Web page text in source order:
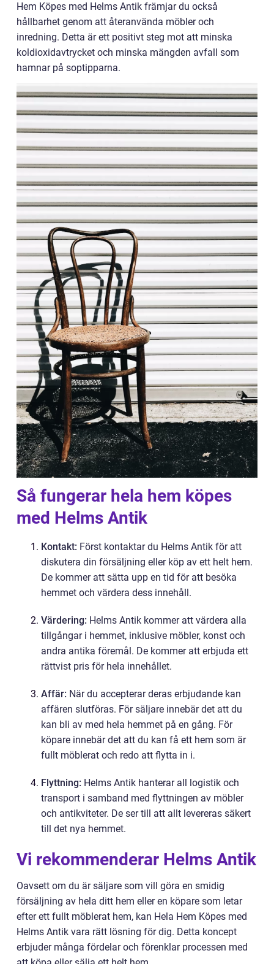
Hem Köpes med Helms Antik främjar du också
hållbarhet genom att återanvända möbler och
inredning. Detta är ett positivt steg mot att minska
koldioxidavtrycket och minska mängden avfall som
hamnar på soptipparna.
Så fungerar hela hem köpes
med Helms Antik
Kontakt: Först kontaktar du Helms Antik för att
diskutera din försäljning eller köp av ett helt hem.
De kommer att sätta upp en tid för att besöka
hemmet och värdera dess innehåll.
Värdering: Helms Antik kommer att värdera alla
tillgångar i hemmet, inklusive möbler, konst och
andra antika föremål. De kommer att erbjuda ett
rättvist pris för hela innehållet.
Affär: När du accepterar deras erbjudande kan
affären slutföras. För säljare innebär det att du
kan bli av med hela hemmet på en gång. För
köpare innebär det att du kan få ett hem som är
fullt möblerat och redo att flytta in i.
Flyttning: Helms Antik hanterar all logistik och
transport i samband med flyttningen av möbler
och antikviteter. De ser till att allt levereras säkert
till det nya hemmet.
Vi rekommenderar Helms Antik
Oavsett om du är säljare som vill göra en smidig
försäljning av hela ditt hem eller en köpare som letar
efter ett fullt möblerat hem, kan Hela Hem Köpes med
Helms Antik vara rätt lösning för dig. Detta koncept
erbjuder många fördelar och förenklar processen med